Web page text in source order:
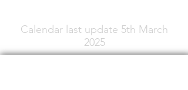
Calendar last update 5th March
2025